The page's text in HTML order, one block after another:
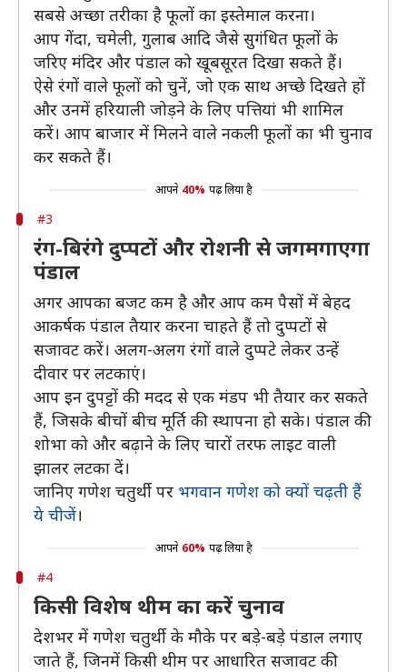
सबसे अच्छा तरीका है फूलों का इस्तेमाल करना।
आप गेंदा, चमेली, गुलाब आदि जैसे सुगंधित फूलों के
जरिए मंदिर और पंडाल को खूबसूरत दिखा सकते हैं।
ऐसे रंगों वाले फूलों को चुनें, जो एक साथ अच्छे दिखते हों
और उनमें हरियाली जोड़ने के लिए पत्तियां भी शामिल
करें। आप बाजार में मिलने वाले नकली फूलों का भी चुनाव
कर सकते हैं।
आपने 40% पढ़ लिया है
#3
रंग-बिरंगे दुप्पटों और रोशनी से जगमगाएगा
पंडाल
अगर आपका बजट कम है और आप कम पैसों में बेहद
आकर्षक पंडाल तैयार करना चाहते हैं तो दुप्पटों से
सजावट करें। अलग-अलग रंगों वाले दुप्पटे लेकर उन्हें
दीवार पर लटकाएं।
आप इन दुपट्टों की मदद से एक मंडप भी तैयार कर सकते
हैं, जिसके बीचों बीच मूर्ति की स्थापना हो सके। पंडाल की
शोभा को और बढ़ाने के लिए चारों तरफ लाइट वाली
झालर लटका दें।
जानिए गणेश चतुर्थी पर भगवान गणेश को क्यों चढ़ती हैं
ये चीजें।
आपने 60% पढ़ लिया है
#4
किसी विशेष थीम का करें चुनाव
देशभर में गणेश चतुर्थी के मौके पर बड़े-बड़े पंडाल लगाए
जाते हैं, जिनमें किसी थीम पर आधारित सजावट की